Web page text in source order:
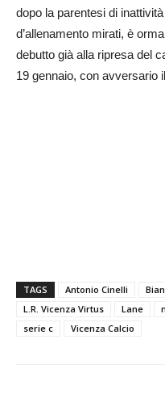
dopo la parentesi di
d’allenamento mirati, è
debutto già alla ripresa del
19 gennaio, con avversario
TAGS Antonio Cinelli
L.R. Vicenza Virtus
Lane
serie c
Vicenza Calcio